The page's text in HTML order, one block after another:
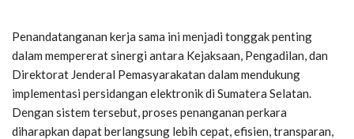
Penandatanganan kerja sama ini menjadi tonggak penting
dalam mempererat sinergi antara Kejaksaan, Pengadilan, dan
Direktorat Jenderal Pemasyarakatan dalam mendukung
implementasi persidangan elektronik di Sumatera Selatan.
Dengan sistem tersebut, proses penanganan perkara
diharapkan dapat berlangsung lebih cepat, efisien, transparan,